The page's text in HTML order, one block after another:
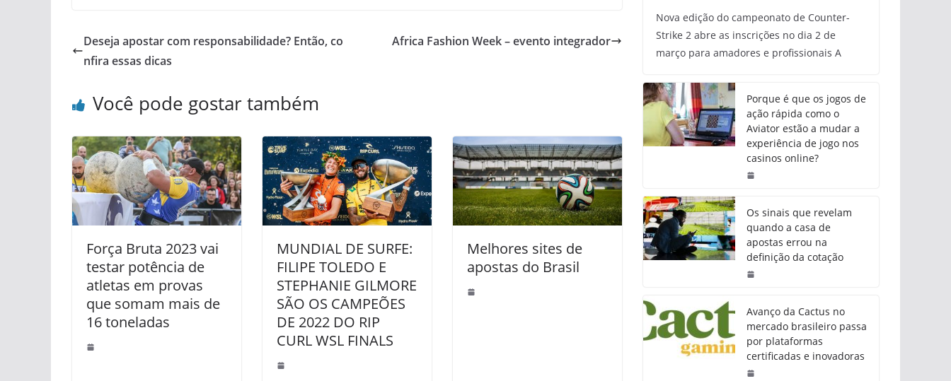
Deseja apostar com responsabilidade? Então, co
nfira essas dicas
Africa Fashion Week – evento integrador
Você pode gostar também
Força Bruta 2023 vai
testar potência de
atletas em provas
que somam mais de
16 toneladas
MUNDIAL DE SURFE:
FILIPE TOLEDO E
STEPHANIE GILMORE
SÃO OS CAMPEÕES
DE 2022 DO RIP
CURL WSL FINALS
Melhores sites de
apostas do Brasil
Nova edição do campeonato de Counter-
Strike 2 abre as inscrições no dia 2 de
março para amadores e profissionais A
Porque é que os jogos de
ação rápida como o
Aviator estão a mudar a
experiência de jogo nos
casinos online?
Os sinais que revelam
quando a casa de
apostas errou na
definição da cotação
Avanço da Cactus no
mercado brasileiro passa
por plataformas
certificadas e inovadoras